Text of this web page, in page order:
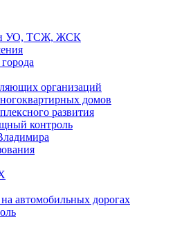
УО, ТСЖ, ЖСК
организаций
домов
развития
контроль
автомобильных дорогах